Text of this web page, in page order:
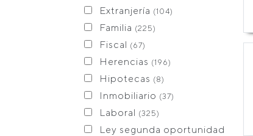
Extranjería (104)
Familia (225)
Fiscal (67)
Herencias (196)
Hipotecas (8)
Inmobiliario (37)
Laboral (325)
Ley segunda oportunidad